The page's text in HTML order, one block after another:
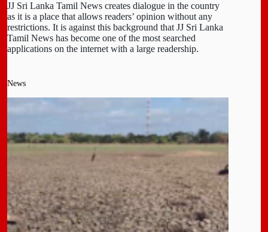
JJ Sri Lanka Tamil News creates dialogue in the country
as it is a place that allows readers’ opinion without any
restrictions. It is against this background that JJ Sri Lanka
Tamil News has become one of the most searched
applications on the internet with a large readership.
News